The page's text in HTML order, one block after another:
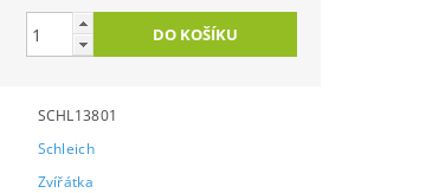
SCHL13801
Schleich
Zvířátka